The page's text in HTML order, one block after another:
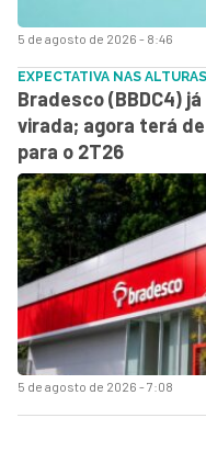
5 de agosto de 2026 - 8:46
5 de agosto de 2026 - 7:08
EXPECTATIVA NAS ALTURAS
Bradesco (BBDC4)
virada; agora terá
para o 2T26